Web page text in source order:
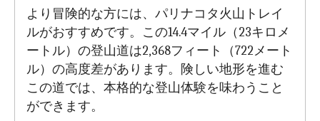
より冒険的な方には、パリナコタ火山トレイ
ルがおすすめです。この14.4マイル（23キロメ
ートル）の登山道は2,368フィート（722メート
ル）の高度差があります。険しい地形を進む
この道では、本格的な登山体験を味わうこと
ができます。